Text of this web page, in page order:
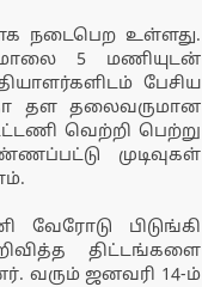
நடைபெற உள்ளது.
5 மணியுடன்
பேசிய
தள தலைவருமான
வெற்றி பெற்று
முடிவுகள்
வேரோடு பிடுங்கி
திட்டங்களை
வரும் ஜனவரி 14-ம்